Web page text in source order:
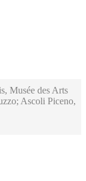
Musée des Arts
Ascoli Piceno,